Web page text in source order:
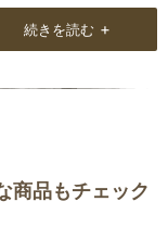
装がキレイに見えた
りますよ。
続きを読む +
商品もチェック